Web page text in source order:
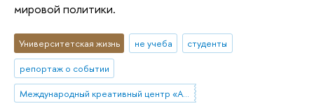
мировой политики.
Университетская жизнь не учеба
студенты
репортаж о событии
Международный креативный центр «Абитуриент. Студент. Выпускник»